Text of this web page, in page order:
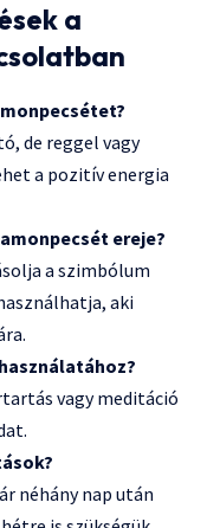
a
de reggel vagy
a pozitív energia
ereje?
a szimbólum
aki
vagy meditáció
néhány nap után